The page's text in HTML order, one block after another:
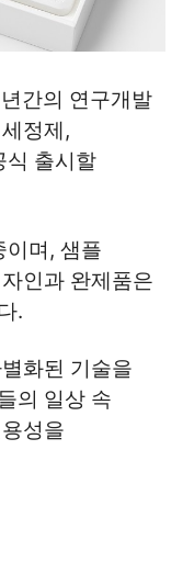
간의 연구개발
정제,
출시할
이며, 샘플
인과 완제품은
.
화된 기술을
의 일상 속
성을